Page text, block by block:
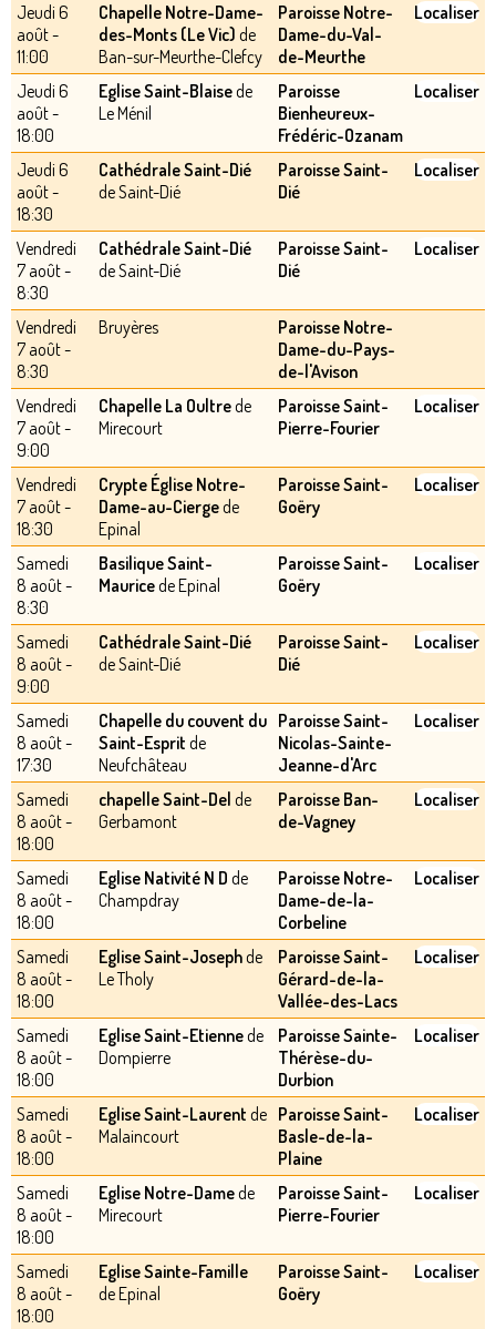
Jeudi 6
août -
11:00
Chapelle Notre-Dame-
des-Monts (Le Vic) de
Ban-sur-Meurthe-Clefcy
Paroisse Notre-
Dame-du-Val-
de-Meurthe
Localiser
Jeudi 6
août -
18:00
Eglise Saint-Blaisede
Le Ménil
Paroisse
Bienheureux-
Frédéric-Ozanam
Localiser
Jeudi 6
août -
18:30
Cathédrale Saint-Dié
de Saint-Dié
Paroisse Saint-
Dié
Localiser
Vendredi
7 août -
8:30
Cathédrale Saint-Dié
de Saint-Dié
Paroisse Saint-
Dié
Localiser
Vendredi
7 août -
8:30
Bruyères
Paroisse Notre-
Dame-du-Pays-
de-l'Avison
Vendredi
7 août -
9:00
Chapelle La Oultrede
Mirecourt
Paroisse Saint-
Pierre-Fourier
Localiser
Vendredi
7 août -
18:30
Crypte Église Notre-
Dame-au-Ciergede
Epinal
Paroisse Saint-
Goëry
Localiser
Samedi
8 août -
8:30
Basilique Saint-
Mauricede Epinal
Paroisse Saint-
Goëry
Localiser
Samedi
8 août -
9:00
Cathédrale Saint-Dié
de Saint-Dié
Paroisse Saint-
Dié
Localiser
Samedi
8 août -
17:30
Chapelle du couvent du
Saint-Esprit de
Neufchâteau
Paroisse Saint-
Nicolas-Sainte-
Jeanne-d'Arc
Localiser
Samedi
8 août -
18:00
chapelle Saint-Del de
Gerbamont
Paroisse Ban-
de-Vagney
Localiser
Samedi
8 août -
18:00
Eglise Nativité N D de
Champdray
Paroisse Notre-
Dame-de-la-
Corbeline
Localiser
Samedi
8 août -
18:00
Eglise Saint-Josephde
Le Tholy
Paroisse Saint-
Gérard-de-la-
Vallée-des-Lacs
Localiser
Samedi
8 août -
18:00
Eglise Saint-Etiennede
Dompierre
Paroisse Sainte-
Thérèse-du-
Durbion
Localiser
Samedi
8 août -
18:00
Eglise Saint-Laurent de
Malaincourt
Paroisse Saint-
Basle-de-la-
Plaine
Localiser
Samedi
8 août -
18:00
Eglise Notre-Damede
Mirecourt
Paroisse Saint-
Pierre-Fourier
Localiser
Samedi
8 août -
18:00
Eglise Sainte-Famille
de Epinal
Paroisse Saint-
Goëry
Localiser